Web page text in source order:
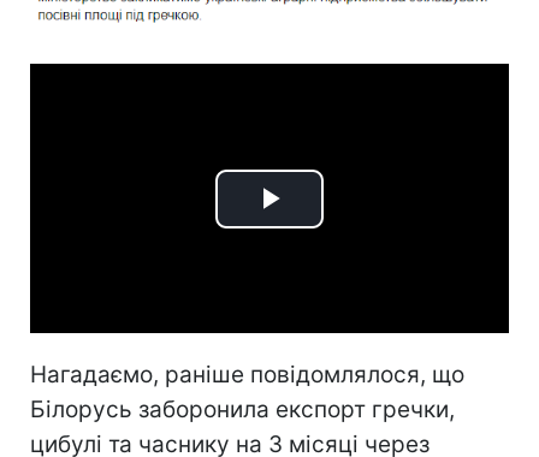
Play
Нагадаємо, раніше повідомлялося, що
Білорусь заборонила експорт гречки,
цибулі та часнику на 3 місяці через